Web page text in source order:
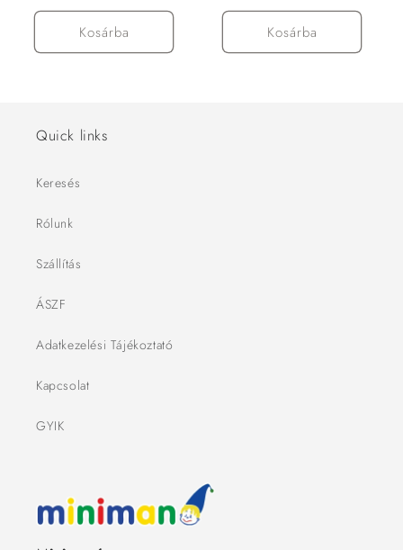
Kosárba Kosárba
Quick links
Keresés
Rólunk
Szállítás
ÁSZF
Adatkezelési Tájékoztató
Kapcsolat
GYIK